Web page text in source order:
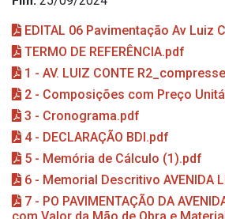
EDITAL 06 Pavimentação Av Luiz
TERMO DE REFERÊNCIA.pdf
1 - AV. LUIZ CONTE
2 - Composições com Preço
3 - Cronograma.pdf
4 - DECLARAÇÃO BDI.pdf
5 - Memória de Cálculo (1).pdf
6 - Memorial Descritivo AVENIDA
7 - PO PAVIMENTAÇÃO DA